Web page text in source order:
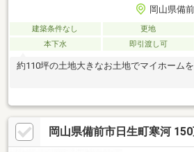
岡山県備
建築条件なし 更地
本下水
即引渡し可
約110坪の土地大きなお土地でマイホームを
岡山県備前市日生町寒河 150